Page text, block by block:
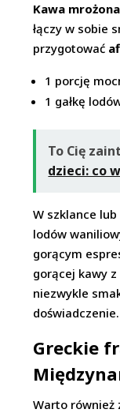
Kawa
łączy w sobie
przygotować
1 porcję
1 gałkę
To Cię
dzieci: co
W szklance
lodów
gorącym
gorącej kawy
niezwykle
doświadczenie.
Greckie
Warto również